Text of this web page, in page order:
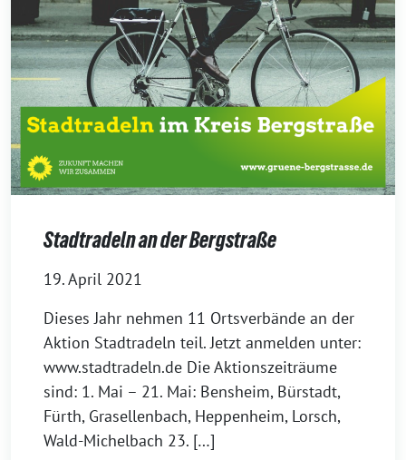
Stadtradeln an der Bergstraße
19. April 2021
Dieses Jahr nehmen 11 Ortsverbände an der
Aktion Stadtradeln teil. Jetzt anmelden unter:
www.stadtradeln.de Die Aktionszeiträume
sind: 1. Mai – 21. Mai: Bensheim, Bürstadt,
Fürth, Grasellenbach, Heppenheim, Lorsch,
Wald-Michelbach 23. […]